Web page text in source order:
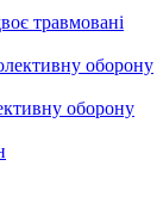
травмовані
оборону